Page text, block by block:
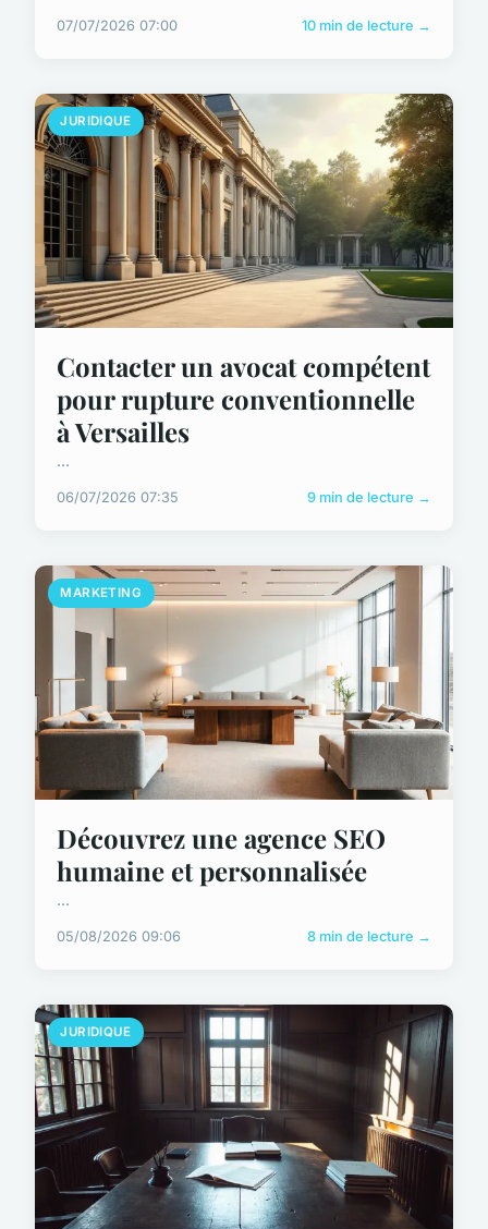
07/07/2026 07:00 10 min de lecture →
JURIDIQUE
Contacter un avocat compétent
pour rupture conventionnelle
à Versailles
...
06/07/2026 07:35 9 min de lecture →
MARKETING
Découvrez une agence SEO
humaine et personnalisée
...
05/08/2026 09:06 8 min de lecture →
JURIDIQUE